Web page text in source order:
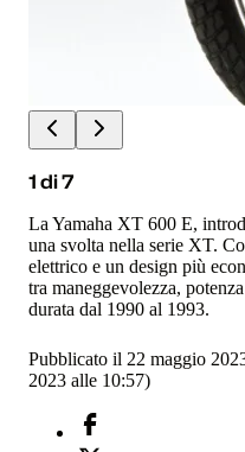
1di7
La Yamaha XT 600 E,
una svolta nella serie XT.
elettrico e un design più
tra maneggevolezza,
durata dal 1990 al 1993.
Pubblicato il 22 maggio
2023 alle 10:57)